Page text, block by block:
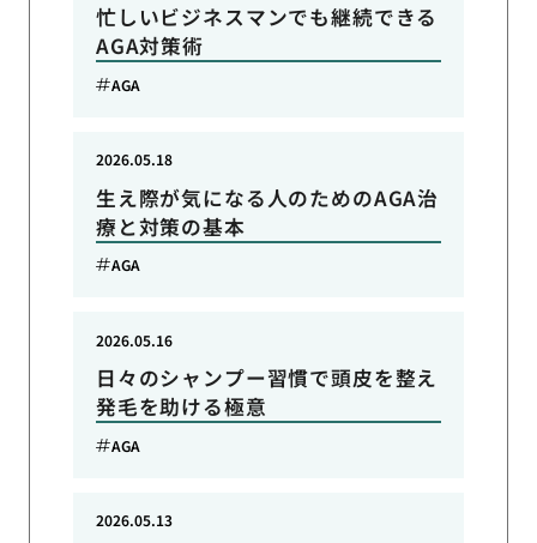
忙しいビジネスマンでも継続できる
AGA対策術
AGA
生え際が気になる人のためのAGA治
療と対策の基本
2026.05.18
AGA
日々のシャンプー習慣で頭皮を整え
発毛を助ける極意
2026.05.16
AGA
2026.05.13